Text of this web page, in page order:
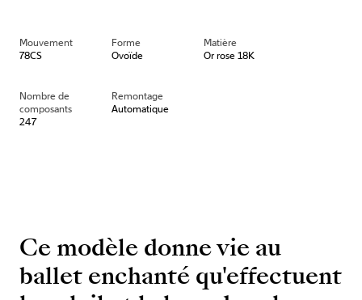
Mouvement
78CS
Forme
Ovoïde
Matière
Or rose 18K
Nombre de
composants
247
Remontage
Automatique
Ce modèle donne vie au
ballet enchanté qu'effectuent